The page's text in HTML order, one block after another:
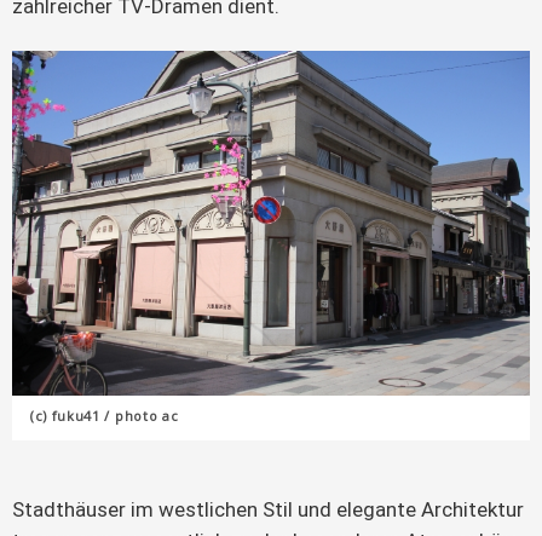
zahlreicher TV-Dramen dient.
(c) fuku41 / photo ac
Stadthäuser im westlichen Stil und elegante Architektur